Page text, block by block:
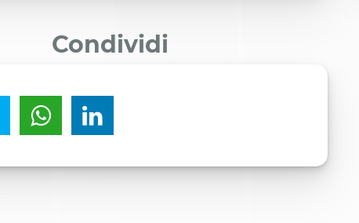
Condividi